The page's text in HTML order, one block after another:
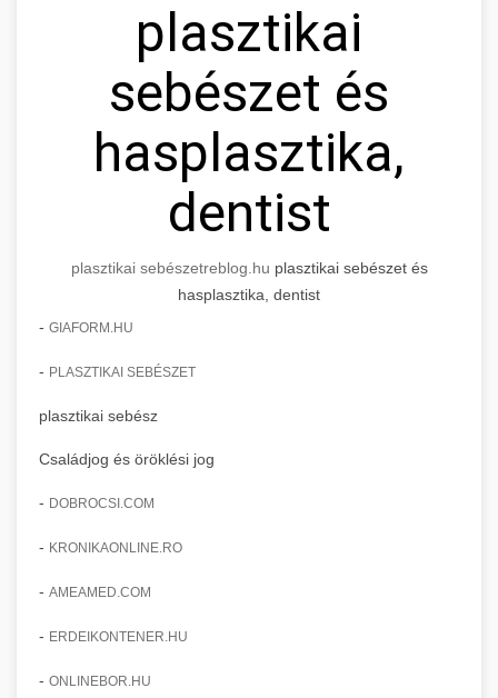
plasztikai
sebészet és
hasplasztika,
dentist
plasztikai sebészetreblog.hu plasztikai sebészet és
hasplasztika, dentist
- GIAFORM.HU
- PLASZTIKAI SEBÉSZET
plasztikai sebész
Családjog és öröklési jog
- DOBROCSI.COM
- KRONIKAONLINE.RO
- AMEAMED.COM
- ERDEIKONTENER.HU
- ONLINEBOR.HU